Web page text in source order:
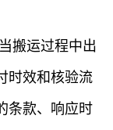
搬运过程中出
时效和核验流
条款、响应时